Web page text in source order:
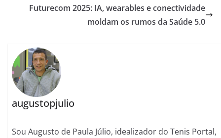
Futurecom 2025: IA, wearables e conectividade
moldam os rumos da Saúde 5.0
augustopjulio
Sou Augusto de Paula Júlio, idealizador do Tenis Portal,